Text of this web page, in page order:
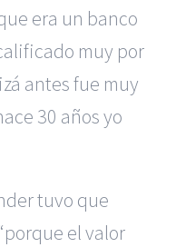
era un banco
muy por
antes fue muy
30 años yo
tuvo que
el valor